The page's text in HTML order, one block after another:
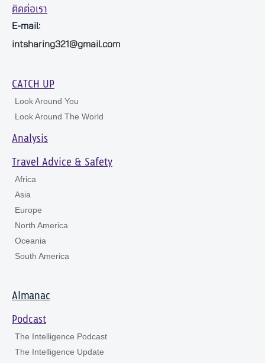
ติดต่อเรา
E-mail:
intsharing321@gmail.com
CATCH UP
Look Around You
Look Around The World
Analysis
Travel Advice & Safety
Africa
Asia
Europe
North America
Oceania
South America
Almanac
Podcast
The Intelligence Podcast
The Intelligence Update